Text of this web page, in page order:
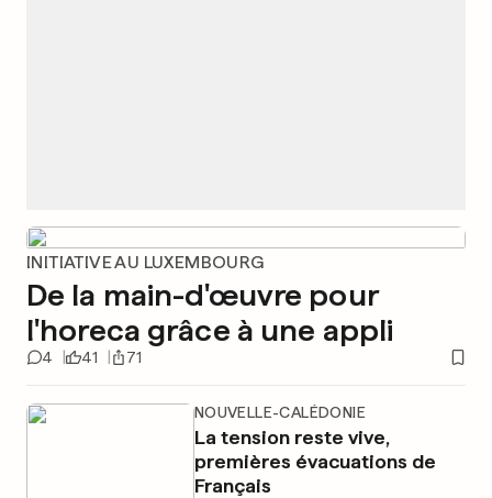
INITIATIVE AU LUXEMBOURG
De la main-d'œuvre pour
l'horeca grâce à une appli
4 41 71
NOUVELLE-CALÉDONIE
La tension reste vive,
premières évacuations de
Français